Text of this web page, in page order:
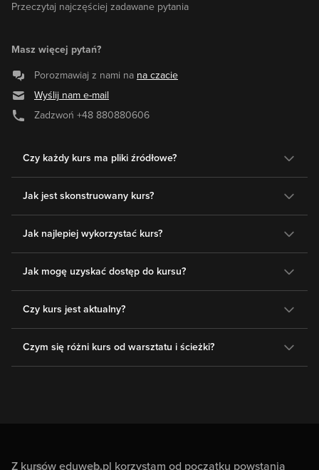
Przeczytaj najczęściej zadawane pytania
Masz więcej pytań?
Porozmawiaj z nami na na czacie
Wyślij nam e-mail
Zadzwoń +48 880880606
Czy każdy kurs ma pliki źródłowe?
Jak jest skonstruowany kurs?
Jak najlepiej wykorzystać kurs?
Jak mogę uzyskać dostęp do kursu?
Czy kurs jest aktualny?
Czym się różni kurs od warsztatu i ścieżki?
Z kursów eduweb.pl korzystam od początku powstania